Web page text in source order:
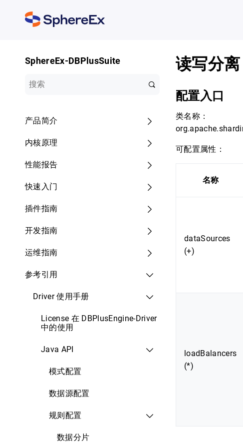
SphereEx-DBPlusSuite
产品简介
内核原理
性能报告
快速入门
插件指南
开发指南
运维指南
参考引用
Driver 使用手册
License 在 DBPlusEngine-Driver
中的使用
Java API
模式配置
数据源配置
规则配置
数据分片
读写分离
配置入口
类名称：
可配置属性：
名称
dataSources
(+)
loadBalancers
(*)